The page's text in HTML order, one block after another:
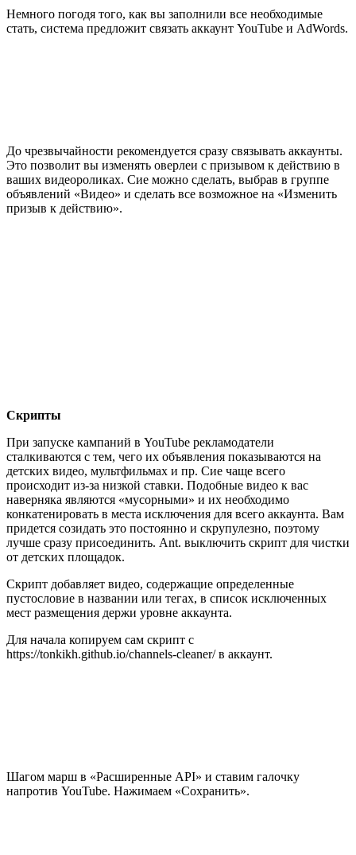
Немного погодя того, как вы заполнили все необходимые
стать, система предложит связать аккаунт YouTube и AdWords.
До чрезвычайности рекомендуется сразу связывать аккаунты.
Это позволит вы изменять оверлеи с призывом к действию в
ваших видеороликах. Сие можно сделать, выбрав в группе
объявлений «Видео» и сделать все возможное на «Изменить
призыв к действию».
Скрипты
При запуске кампаний в YouTube рекламодатели
сталкиваются с тем, чего их объявления показываются на
детских видео, мультфильмах и пр. Сие чаще всего
происходит из-за низкой ставки. Подобные видео к вас
наверняка являются «мусорными» и их необходимо
конкатенировать в места исключения для всего аккаунта. Вам
придется созидать это постоянно и скрупулезно, поэтому
лучше сразу присоединить. Ant. выключить скрипт для чистки
от детских площадок.
Скрипт добавляет видео, содержащие определенные
пустословие в названии или тегах, в список исключенных
мест размещения держи уровне аккаунта.
Для начала копируем сам скрипт с
https://tonkikh.github.io/channels-cleaner/ в аккаунт.
Шагом марш в «Расширенные API» и ставим галочку
напротив YouTube. Нажимаем «Сохранить».